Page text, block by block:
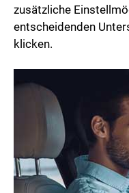
zusätzliche
entscheidenden
klicken.